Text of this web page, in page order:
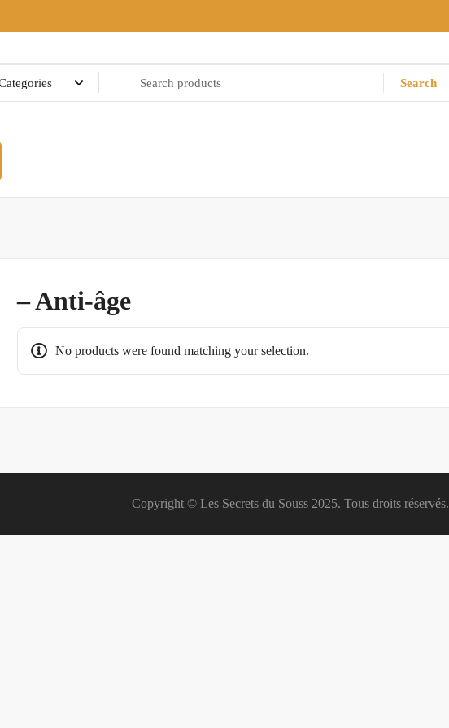
Search
– Anti-âge
No products were found matching your selection.
Copyright © Les Secrets du Souss 2025. Tous droits réservés.